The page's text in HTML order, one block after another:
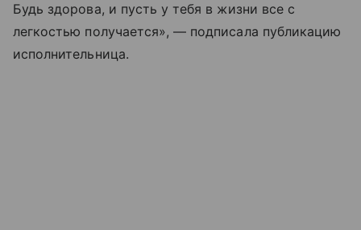
Будь здорова, и пусть у тебя в жизни все с
легкостью получается», — подписала публикацию
исполнительница.